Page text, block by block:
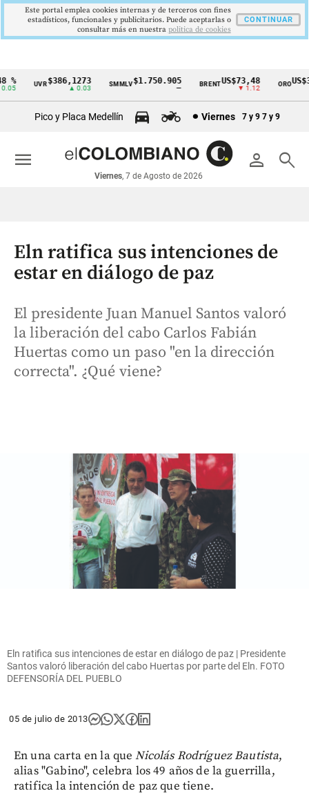
Cintillo
económicos
Colombia
UVR$386,1273
▲ 0.03
SMMLV$1.750.905 BRENTUS$73,48
▼ 1.12
ORO
Pico y Placa Medellín Viernes 7 y 9 7 y 9
person search
Viernes, 7 de Agosto de 2026
menu
Eln ratifica sus intenciones de
estar en diálogo de paz
El presidente Juan Manuel Santos valoró
la liberación del cabo Carlos Fabián
Huertas como un paso "en la dirección
correcta". ¿Qué viene?
Eln ratifica sus intenciones de estar en diálogo de paz | Presidente
Santos valoró liberación del cabo Huertas por parte del Eln. FOTO
DEFENSORÍA DEL PUEBLO
05 de julio de 2013
En una carta en la queNicolás Rodríguez Bautista,
alias "Gabino", celebra los 49 años de la guerrilla,
ratifica la intención de paz que tiene.
Este portal emplea cookies internas y de terceros con fines
estadísticos, funcionales y publicitarios. Puede aceptarlas o
consultar más en nuestra politica de cookies
CONTINUAR